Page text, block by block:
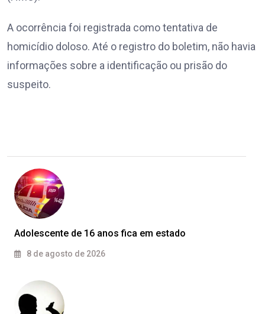
A ocorrência foi registrada como tentativa de
homicídio doloso. Até o registro do boletim, não havia
informações sobre a identificação ou prisão do
suspeito.
Adolescente de 16 anos fica em estado
8 de agosto de 2026